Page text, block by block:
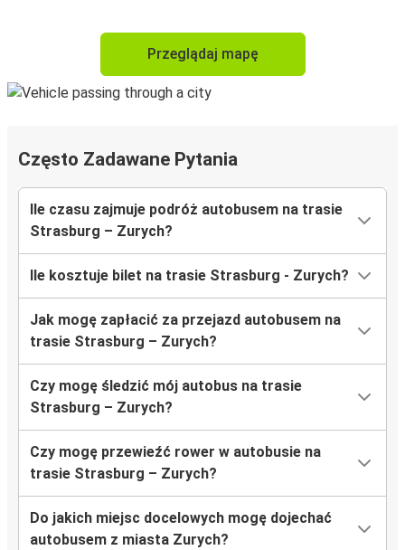
Przeglądaj mapę
Często Zadawane Pytania
Ile czasu zajmuje podróż autobusem na trasie
Strasburg – Zurych?
Ile kosztuje bilet na trasie Strasburg - Zurych?
Jak mogę zapłacić za przejazd autobusem na
trasie Strasburg – Zurych?
Czy mogę śledzić mój autobus na trasie
Strasburg – Zurych?
Czy mogę przewieźć rower w autobusie na
trasie Strasburg – Zurych?
Do jakich miejsc docelowych mogę dojechać
autobusem z miasta Zurych?